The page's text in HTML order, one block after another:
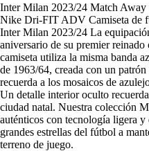
Inter Milan 2023/24 Match Away
Nike Dri-FIT ADV Camiseta de
Inter Milan 2023/24 La
aniversario de su premier
camiseta utiliza la misma banda
de 1963/64, creada con un
recuerda a los mosaicos de
Un detalle interior oculto
ciudad natal. Nuestra colección
auténticos con tecnología ligera y
grandes estrellas del fútbol a
terreno de juego.